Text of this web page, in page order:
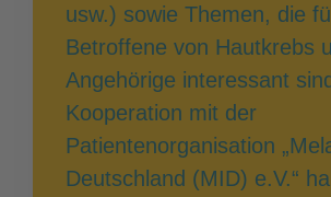
usw.) sowie Themen, die
Betroffene von Hautkrebs
Angehörige interessant
Kooperation mit der
Patientenorganisation
Deutschland (MID) e.V.“